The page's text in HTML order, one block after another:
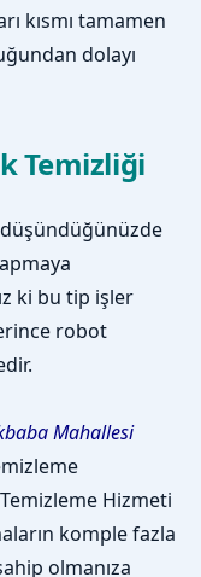
kısmı tamamen
dolayı
Temizliği
ki bu tip işler
robot
Mahallesi
Hizmeti
komple fazla
olmanıza